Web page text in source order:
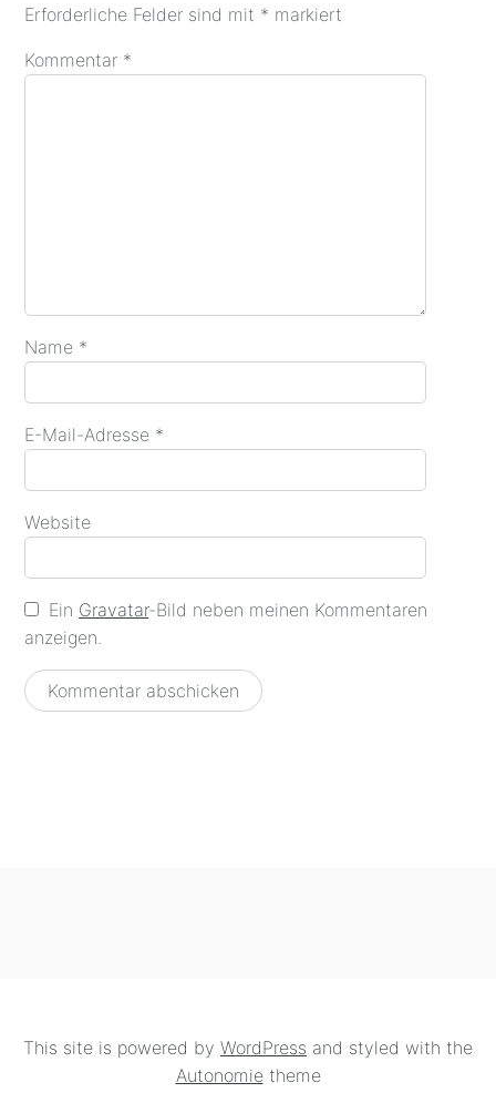
Erforderliche Felder sind mit * markiert
Kommentar *
Name *
E-Mail-Adresse *
Website
Ein Gravatar-Bild neben meinen Kommentaren
anzeigen.
This site is powered by WordPress and styled with the
Autonomietheme